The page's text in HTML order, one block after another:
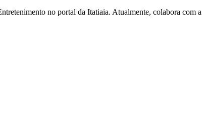
no portal da Itatiaia. Atualmente, colabora com a